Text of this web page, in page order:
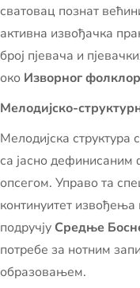
сватовац познат
активна извођачка
број пјевача и
око Изворног
Мелодијско-
Мелодијска структура
са јасно
опсегом. Управо та
континуитет
подручју Средње
потребе за нотним
образовањем.